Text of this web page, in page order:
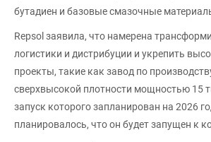
бутадиен и базовые смазочные
Repsol заявила, что намерена
логистики и дистрибуции и укрепить
проекты, такие как завод по
сверхвысокой плотности мощностью 15
запуск которого запланирован на 2026
планировалось, что он будет запущен к